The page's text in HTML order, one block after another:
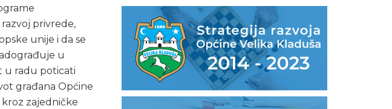
privrede,
unije i da se
u
u radu poticati
građana Općine
kroz zajedničke